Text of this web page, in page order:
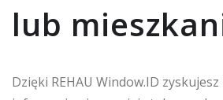
lub
Dzięki REHAU Window.ID